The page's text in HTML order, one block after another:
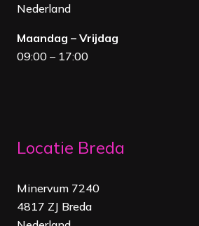
Nederland
Maandag – Vrijdag
09:00 – 17:00
Locatie Breda
Minervum 7240
4817 ZJ Breda